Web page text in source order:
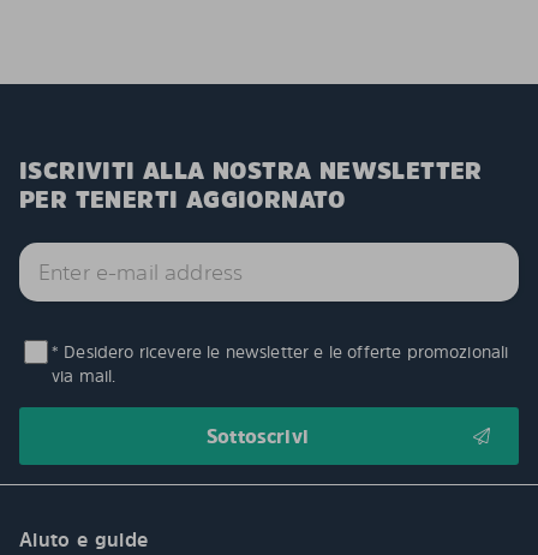
ISCRIVITI ALLA NOSTRA NEWSLETTER
PER TENERTI AGGIORNATO
* Desidero ricevere le newsletter e le offerte promozionali
via mail.
Aiuto e guide